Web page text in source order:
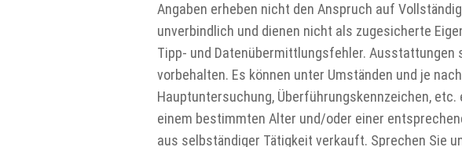
Angaben erheben nicht den Anspruch auf
unverbindlich und dienen nicht als zugesicherte
Tipp- und Datenübermittlungsfehler.
vorbehalten. Es können unter Umständen und je
Hauptuntersuchung, Überführungskennzeichen,
einem bestimmten Alter und/oder einer
aus selbständiger Tätigkeit verkauft. Sprechen Sie